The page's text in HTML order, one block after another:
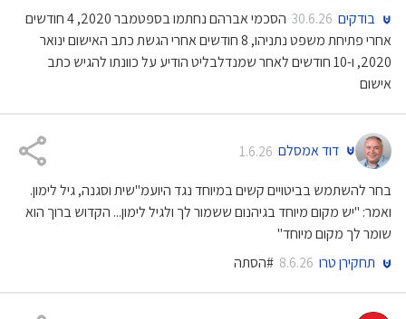
בודקים 30.6.26
הסכמי אברהם נחתמו בספטמבר 2020, 4 חודשים
אחרי פתיחת משפט נתניהו, 8 חודשים אחרי הגשת כתב האישום ינואר
2020, ו-10 חודשים לאחר שמנדלבליט הודיע על כוונתו להגיש כתב
אישום
דוד אמסלם 1.6.26
בחר להשתמש בביטויים קשים במיוחד נגד היועמ"שית וסגנה, גיל לימון.
ואמר: "יש מקום מיוחד בגיהנום ששמור לך ולגיל לימון... הקדוש ברוך הוא
שומר לך מקום מיוחד"
תחקירן טרו 8.6.26 #הסתה